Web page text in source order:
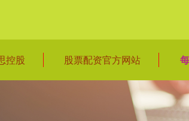
控股 股票配资官方网站